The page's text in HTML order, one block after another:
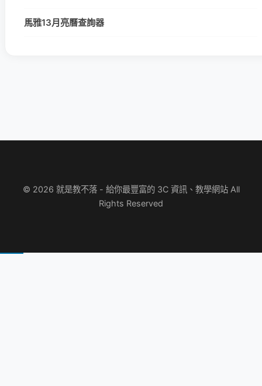
馬雅13月亮曆查詢器
© 2026 就是教不落 - 給你最豐富的 3C 資訊、教學網站 All
Rights Reserved